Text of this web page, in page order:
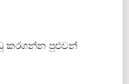
කරගන්න පුළුවන්